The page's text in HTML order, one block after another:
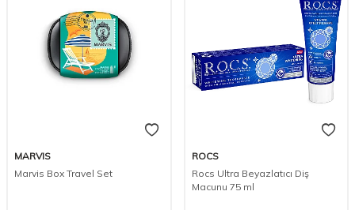
MARVIS
Marvis Box Travel Set
ROCS
Rocs Ultra Beyazlatıcı Diş
Macunu 75 ml